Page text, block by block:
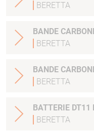
BERETTA
BERETTA
BANDE
BERETTA
BATTERIE DT11
BERETTA